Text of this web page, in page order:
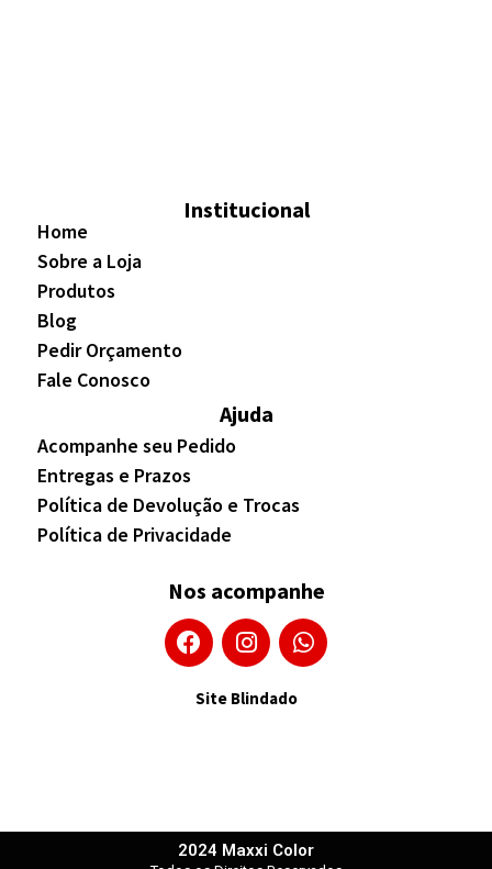
Institucional
Home
Sobre a Loja
Produtos
Blog
Pedir Orçamento
Fale Conosco
Ajuda
Acompanhe seu Pedido
Entregas e Prazos
Política de Devolução e Trocas
Política de Privacidade
Nos acompanhe
Site Blindado
2024 Maxxi Color